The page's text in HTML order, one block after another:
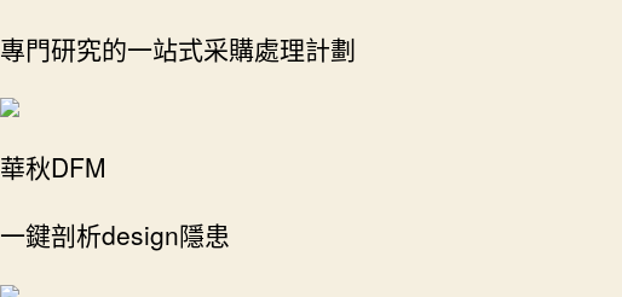
專門研究的一站式采購處理計劃
華秋DFM
一鍵剖析design隱患